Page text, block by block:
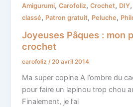
Amigurumi,Carofoliz,Crochet, DIY,
classé, Patron gratuit, Peluche,
Joyeuses Pâques : mon
crochet
carofoliz /20 avril 2014
Ma super copine A l’ombre du
pour faire un lapinou trop chou
Finalement, je l’ai
Joyeuses
Pâques
mon
petit
lapin
au
crochet